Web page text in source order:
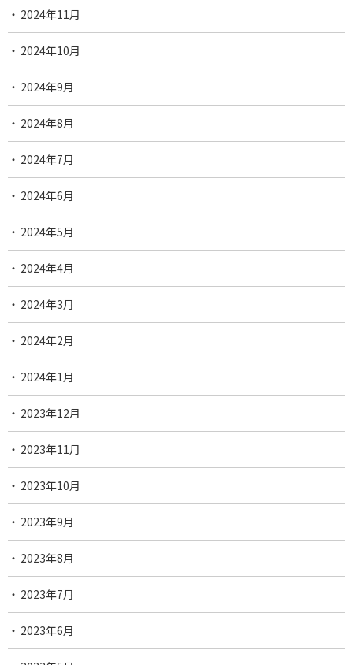
2024年11月
2024年10月
2024年9月
2024年8月
2024年7月
2024年6月
2024年5月
2024年4月
2024年3月
2024年2月
2024年1月
2023年12月
2023年11月
2023年10月
2023年9月
2023年8月
2023年7月
2023年6月